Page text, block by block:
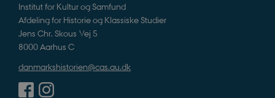
Institut for Kultur og Samfund
Afdeling for Historie og Klassiske Studier
Jens Chr. Skous Vej 5
8000 Aarhus C
danmarkshistorien@cas.au.dk